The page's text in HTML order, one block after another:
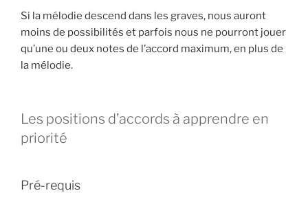
Si la mélodie descend dans les graves, nous auront
moins de possibilités et parfois nous ne pourront jouer
qu’une ou deux notes de l’accord maximum, en plus de
la mélodie.
Les positions d’accords à apprendre en
priorité
Pré-requis